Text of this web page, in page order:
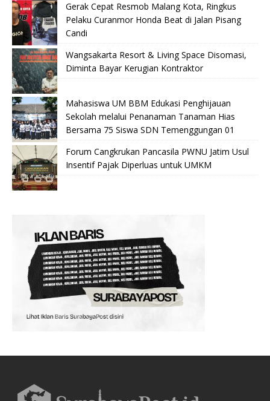
Gerak Cepat Resmob Malang Kota, Ringkus
Pelaku Curanmor Honda Beat di Jalan Pisang
Candi
Wangsakarta Resort & Living Space Disomasi,
Diminta Bayar Kerugian Kontraktor
Mahasiswa UM BBM Edukasi Penghijauan
Sekolah melalui Penanaman Tanaman Hias
Bersama 75 Siswa SDN Temenggungan 01
Forum Cangkrukan Pancasila PWNU Jatim Usul
Insentif Pajak Diperluas untuk UMKM